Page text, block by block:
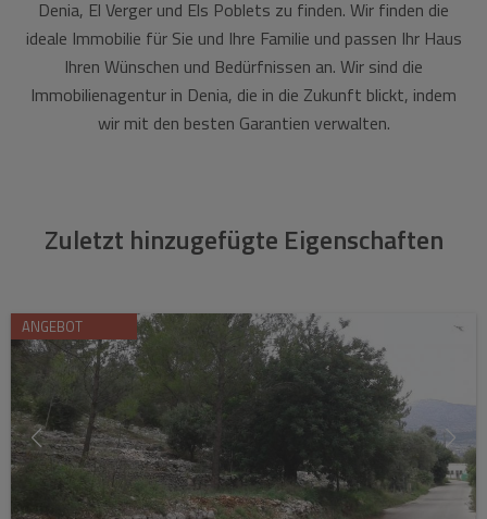
Denia, El Verger und Els Poblets zu finden. Wir finden die
ideale Immobilie für Sie und Ihre Familie und passen Ihr Haus
Ihren Wünschen und Bedürfnissen an. Wir sind die
Immobilienagentur in Denia, die in die Zukunft blickt, indem
wir mit den besten Garantien verwalten.
Zuletzt hinzugefügte Eigenschaften
ANGEBOT